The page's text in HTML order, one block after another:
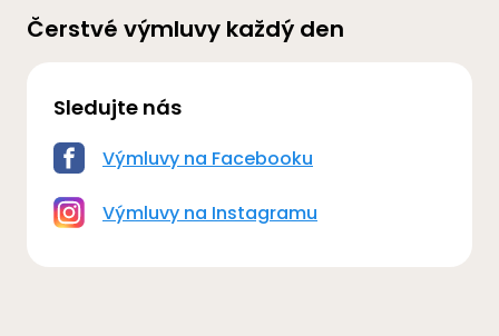
Čerstvé výmluvy každý den
Sledujte nás
Výmluvy na Facebooku
Výmluvy na Instagramu